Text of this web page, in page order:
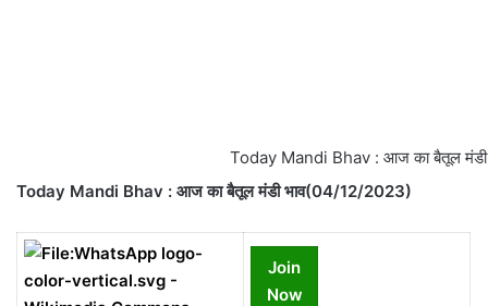
Today Mandi Bhav : आज का बैतूल मंडी
Today Mandi Bhav : आज का बैतूल मंडी भाव(04/12/2023)
Join
Now